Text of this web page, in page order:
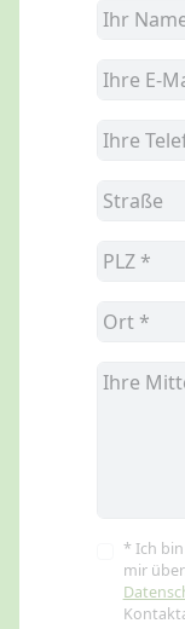
* Ich
mir